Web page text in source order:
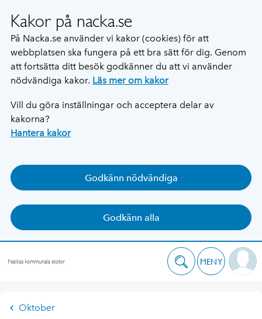
Kakor på nacka.se
På Nacka.se använder vi kakor (cookies) för att
webbplatsen ska fungera på ett bra sätt för dig. Genom
att fortsätta ditt besök godkänner du att vi använder
nödvändiga kakor. Läs mer om kakor
Vill du göra inställningar och acceptera delar av
kakorna?
Hantera kakor
Godkänn nödvändiga
Godkänn alla
MENY
Oktober